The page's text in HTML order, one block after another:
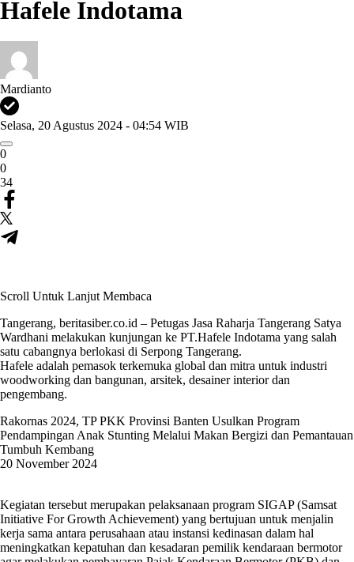
Hafele Indotama
Mardianto
Selasa, 20 Agustus 2024 - 04:54 WIB
0
0
34
Scroll Untuk Lanjut Membaca
Tangerang, beritasiber.co.id – Petugas Jasa Raharja Tangerang Satya
Wardhani melakukan kunjungan ke PT.Hafele Indotama yang salah
satu cabangnya berlokasi di Serpong Tangerang.
Hafele adalah pemasok terkemuka global dan mitra untuk industri
woodworking dan bangunan, arsitek, desainer interior dan
pengembang.
Rakornas 2024, TP PKK Provinsi Banten Usulkan Program
Pendampingan Anak Stunting Melalui Makan Bergizi dan Pemantauan
Tumbuh Kembang
20 November 2024
Kegiatan tersebut merupakan pelaksanaan program SIGAP (Samsat
Initiative For Growth Achievement) yang bertujuan untuk menjalin
kerja sama antara perusahaan atau instansi kedinasan dalam hal
meningkatkan kepatuhan dan kesadaran pemilik kendaraan bermotor